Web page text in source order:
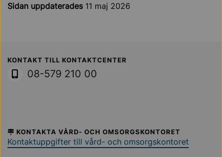
Sidan uppdaterades 11 maj 2026
Sollentuna Kommun
KONTAKT TILL KONTAKTCENTER
08-579 210 00
KONTAKTA VÅRD- OCH OMSORGSKONTORET
Kontaktuppgifter till vård- och omsorgskontoret